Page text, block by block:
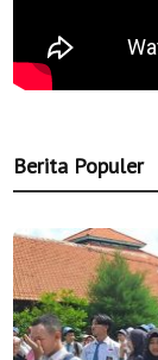
Berita Populer